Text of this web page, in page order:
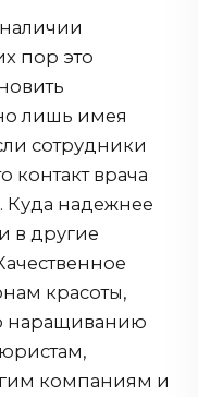
пор это
лишь имея
сотрудники
контакт врача
Куда надежнее
и в другие
красоты,
наращиванию
компаниям и